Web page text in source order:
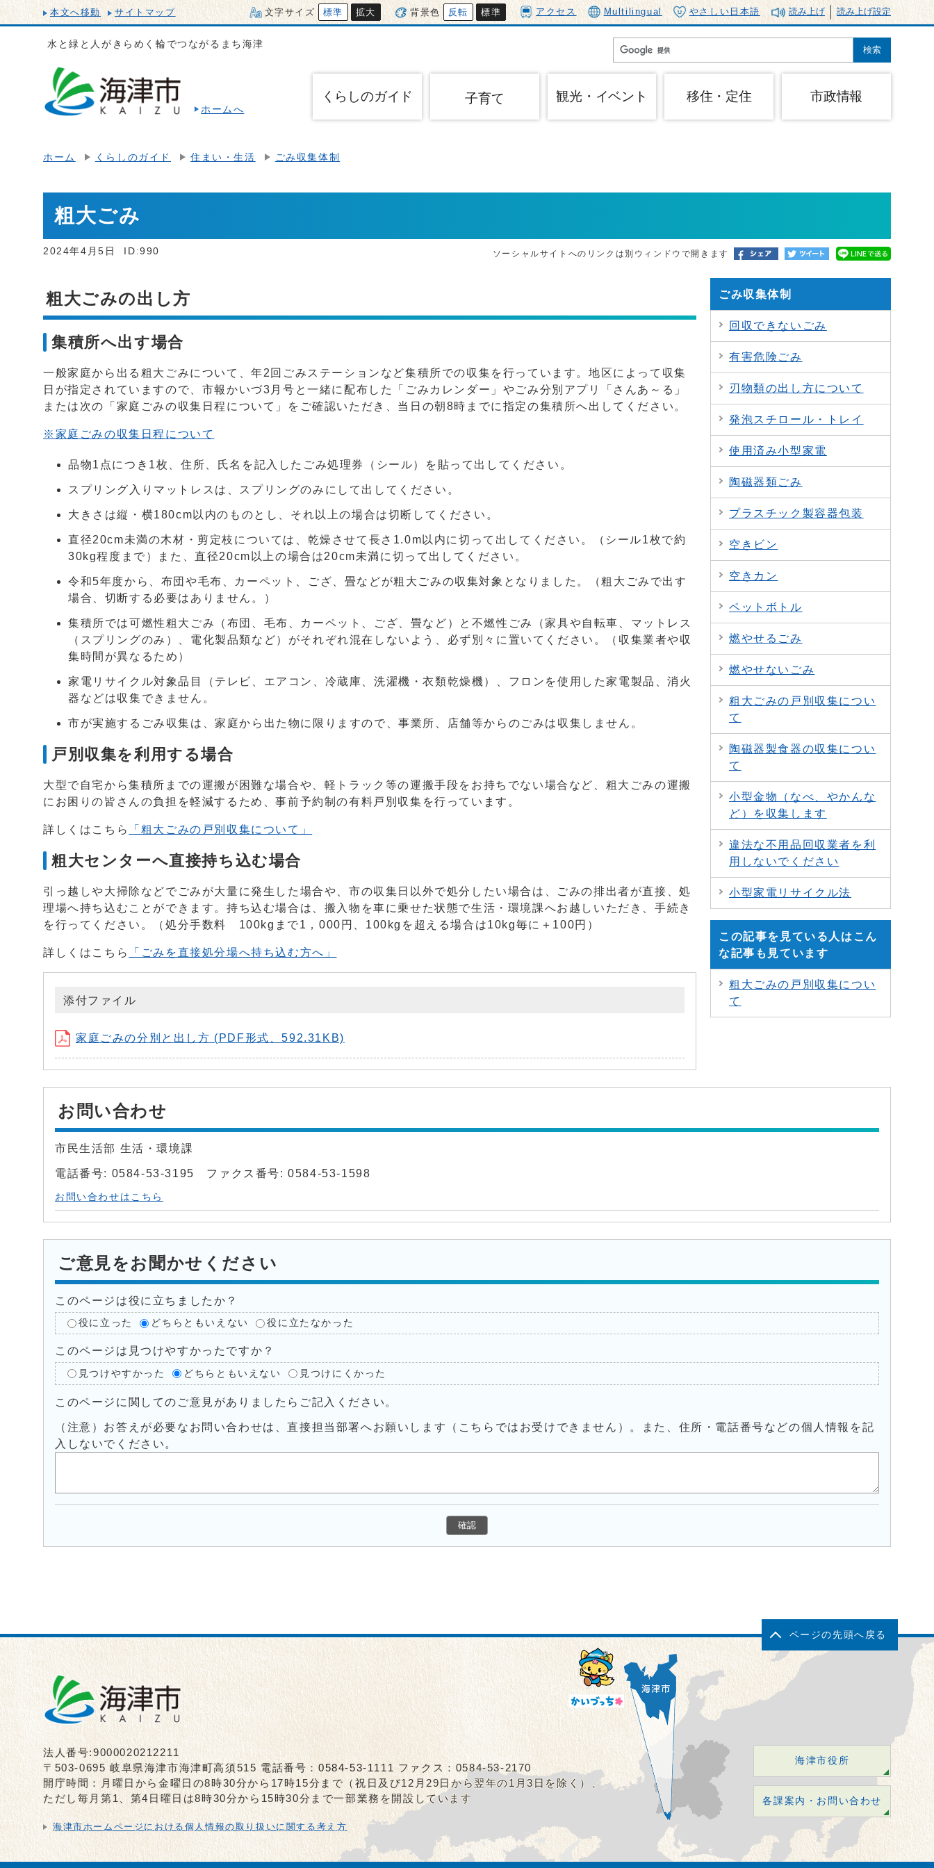
本文へ移動 サイトマップ 文字サイズ 標準 拡大 背景色 反転 標準 アクセス Multilingual やさしい日本語 読み上げ 読み上げ設定
水と緑と人がきらめく輪でつながるまち海津
ホームへ
くらしのガイド 子育て 観光・イベント 移住・定住 市政情報
ホーム くらしのガイド 住まい・生活 ごみ収集体制
粗大ごみ
2024年4月5日 ID:990 ソーシャルサイトへのリンクは別ウィンドウで開きます
粗大ごみの出し方
集積所へ出す場合
一般家庭から出る粗大ごみについて、年2回ごみステーションなど集積所での収集を行っています。地区によって収集
日が指定されていますので、市報かいづ3月号と一緒に配布した「ごみカレンダー」やごみ分別アプリ「さんあ～る」
または次の「家庭ごみの収集日程について」をご確認いただき、当日の朝8時までに指定の集積所へ出してください。
※家庭ごみの収集日程について
品物1点につき1枚、住所、氏名を記入したごみ処理券（シール）を貼って出してください。
スプリング入りマットレスは、スプリングのみにして出してください。
大きさは縦・横180cm以内のものとし、それ以上の場合は切断してください。
直径20cm未満の木材・剪定枝については、乾燥させて長さ1.0m以内に切って出してください。（シール1枚で約
30kg程度まで）また、直径20cm以上の場合は20cm未満に切って出してください。
令和5年度から、布団や毛布、カーペット、ござ、畳などが粗大ごみの収集対象となりました。（粗大ごみで出す
場合、切断する必要はありません。）
集積所では可燃性粗大ごみ（布団、毛布、カーペット、ござ、畳など）と不燃性ごみ（家具や自転車、マットレス
（スプリングのみ）、電化製品類など）がそれぞれ混在しないよう、必ず別々に置いてください。（収集業者や収
集時間が異なるため）
家電リサイクル対象品目（テレビ、エアコン、冷蔵庫、洗濯機・衣類乾燥機）、フロンを使用した家電製品、消火
器などは収集できません。
市が実施するごみ収集は、家庭から出た物に限りますので、事業所、店舗等からのごみは収集しません。
戸別収集を利用する場合
大型で自宅から集積所までの運搬が困難な場合や、軽トラック等の運搬手段をお持ちでない場合など、粗大ごみの運搬
にお困りの皆さんの負担を軽減するため、事前予約制の有料戸別収集を行っています。
詳しくはこちら 「粗大ごみの戸別収集について」
粗大センターへ直接持ち込む場合
引っ越しや大掃除などでごみが大量に発生した場合や、市の収集日以外で処分したい場合は、ごみの排出者が直接、処
理場へ持ち込むことができます。持ち込む場合は、搬入物を車に乗せた状態で生活・環境課へお越しいただき、手続き
を行ってください。（処分手数料 100kgまで1，000円、100kgを超える場合は10kg毎に＋100円）
詳しくはこちら 「ごみを直接処分場へ持ち込む方へ」
添付ファイル
家庭ごみの分別と出し方 (PDF形式、592.31KB)
ごみ収集体制
回収できないごみ
有害危険ごみ
刃物類の出し方について
発泡スチロール・トレイ
使用済み小型家電
陶磁器類ごみ
プラスチック製容器包装
空きビン
空きカン
ペットボトル
燃やせるごみ
燃やせないごみ
粗大ごみの戸別収集につい
て
陶磁器製食器の収集につい
て
小型金物（なべ、やかんな
ど）を収集します
違法な不用品回収業者を利
用しないでください
小型家電リサイクル法
この記事を見ている人はこん
な記事も見ています
粗大ごみの戸別収集につい
て
お問い合わせ
市民生活部 生活・環境課
電話番号: 0584-53-3195 ファクス番号: 0584-53-1598
お問い合わせはこちら
ご意見をお聞かせください
このページは役に立ちましたか？
役に立った どちらともいえない 役に立たなかった
このページは見つけやすかったですか？
見つけやすかった どちらともいえない 見つけにくかった
このページに関してのご意見がありましたらご記入ください。
（注意）お答えが必要なお問い合わせは、直接担当部署へお願いします（こちらではお受けできません）。また、住所・電話番号などの個人情報を記
入しないでください。
ページの先頭へ戻る
法人番号:9000020212211
〒503-0695 岐阜県海津市海津町高須515 電話番号：0584-53-1111ファクス：0584-53-2170
開庁時間：月曜日から金曜日の8時30分から17時15分まで（祝日及び12月29日から翌年の1月3日を除く）、
ただし毎月第1、第4日曜日は8時30分から15時30分まで一部業務を開設しています
海津市ホームページにおける個人情報の取り扱いに関する考え方
海津市役所
各課案内・お問い合わせ